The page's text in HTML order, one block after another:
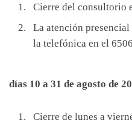
Cierre del consultorio
La atención
la telefónica en el
días 10 a 31 de agosto de
Cierre de lunes a